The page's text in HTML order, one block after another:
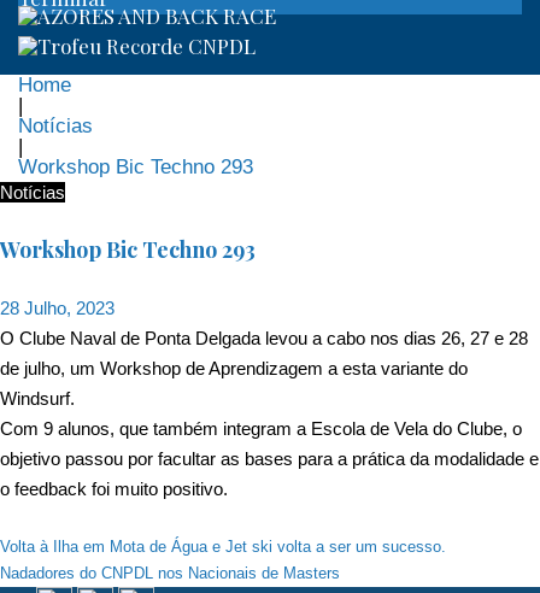
Home
|
Notícias
|
Workshop Bic Techno 293
Notícias
Workshop Bic Techno 293
28 Julho, 2023
O Clube Naval de Ponta Delgada levou a cabo nos dias 26, 27 e 28
de julho, um Workshop de Aprendizagem a esta variante do
Windsurf.
Com 9 alunos, que também integram a Escola de Vela do Clube, o
objetivo passou por facultar as bases para a prática da modalidade e
o feedback foi muito positivo.
Navegação
Volta à Ilha em Mota de Água e Jet ski volta a ser um sucesso.
Nadadores do CNPDL nos Nacionais de Masters